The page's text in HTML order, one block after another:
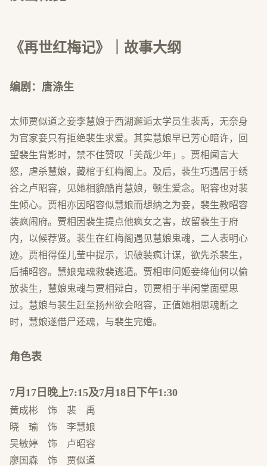
《再世红梅记》｜故事大纲
编剧：唐涤生
太师贾似道之妾李慧娘于西湖邂逅太学员生裴禹，无奈身
为官家妾只有拒绝裴生求爱。其实慧娘早已芳心暗许，回
望裴生背影时，禁不住赞叹「美哉少年」。贾相闻言大
怒，虐杀慧娘，藏棺于红梅阁上。及后，裴生巧遇居于绣
谷之卢昭容，见她相貌酷肖慧娘，顿生爱念。昭容也对裴
生倾心。贾相亦因昭容似慧娘而想纳之为妾，裴生教昭容
装疯闹府。贾相因裴生提点他疯女之害，故留裴生于府
内，以候荐贤。裴生在红梅阁遇见慧娘鬼魂，二人表明心
迹。贾相得侄儿莹中提示，识破装疯计谋，欲先杀裴生，
后捕昭容。慧娘鬼魂救裴逃遁。贾相审问姬妾绛仙何以偷
放裴生，慧娘鬼魂与贾相辩白，罚贾相于半闲堂面壁思
过。慧娘与裴生赶至扬州欲会昭容，正值她相思魂断之
时，慧娘遂借尸还魂，与裴生完婚。
角色表
7月17日晚上7:15及7月18日下午1:30
黄成彬 饰 裴 禹
晓 瑜 饰 李慧娘
吴敏婷 饰 卢昭容
廖国森 饰 贾似道